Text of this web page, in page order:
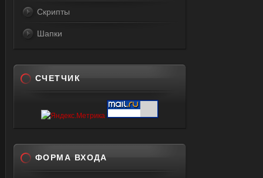
Скрипты
Шапки
СЧЕТЧИК
ФОРМА ВХОДА